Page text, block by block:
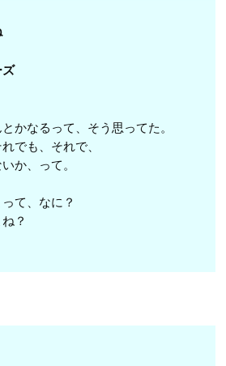
ズ
かなるって、そう思ってた。
でも、それで、
か、って。
て、なに？
？